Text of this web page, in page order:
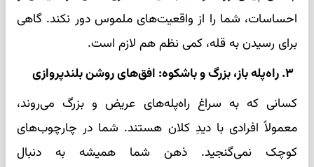
احساسات، شما را از واقعیت‌های ملموس دور نکند. گاهی
برای رسیدن به قله، کمی نظم هم لازم است.
کسانی که به سراغ راه‌پله‌های عریض و بزرگ می‌روند،
معمولاً افرادی با دیدِ کلان هستند. شما در چارچوب‌های
کوچک نمی‌گنجید. ذهن شما همیشه به دنبال